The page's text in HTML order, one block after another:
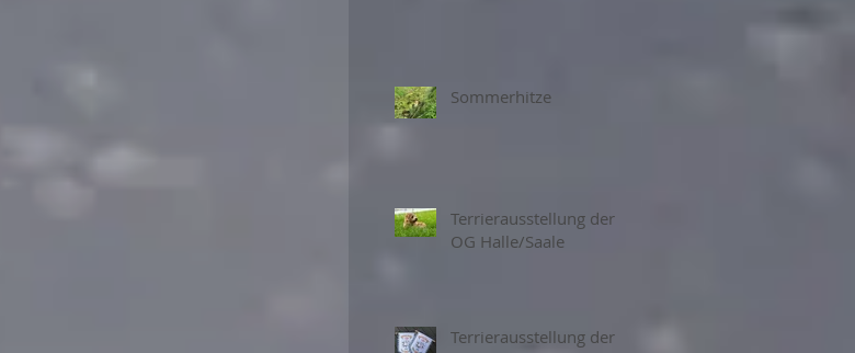
Sommerhitze
Terrierausstellung der
OG Halle/Saale
Terrierausstellung der